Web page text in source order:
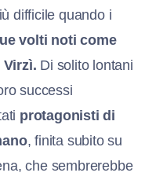
difficile quando i
volti noti come
Virzì. Di solito lontani
successi
protagonisti di
, finita subito su
che sembrerebbe